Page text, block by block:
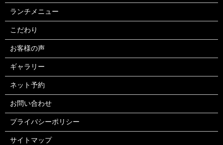
ランチメニュー
こだわり
お客様の声
ギャラリー
ネット予約
お問い合わせ
プライバシーポリシー
サイトマップ